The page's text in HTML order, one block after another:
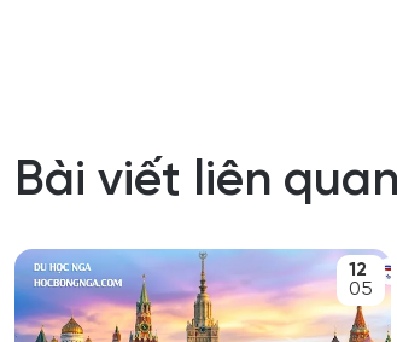
Bài viết liên quan
12
05